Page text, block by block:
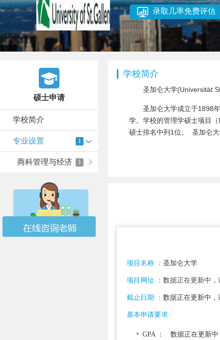
录取几率免费评估
硕士申请
学校简介
专业设置 1
商科管理与经济 1
学校简介
圣加仑大学(Universität
圣加仑大学成立于1898
学。学校的管理学硕士项目
硕士排名中列1位。 圣加仑
项目名称 ： 圣加仑大学
项目网址 ： 数据正在更新中，
截止日期 ： 数据正在更新中，
基本申请要求 :
GPA ： 数据正在更新